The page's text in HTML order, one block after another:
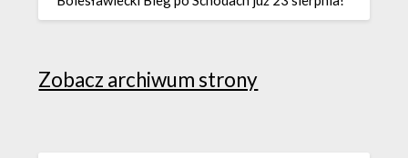
Zobacz archiwum strony